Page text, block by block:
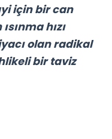
için bircan
hızı
olan radikal
bir taviz